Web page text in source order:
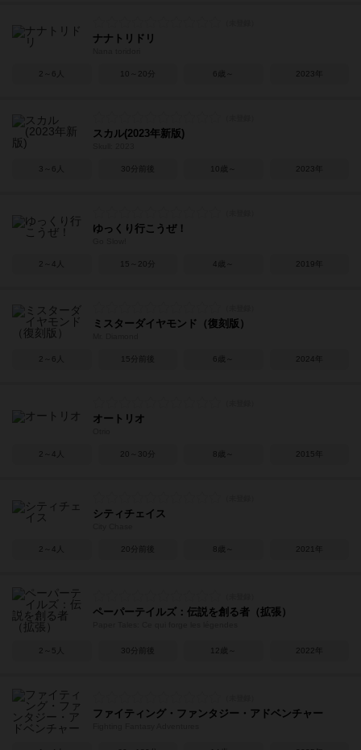
ナナトリドリ
2～6人 10～20分 6歳～ 2023年
スカル(2023年新版)
3～6人 30分前後 10歳～ 2023年
ゆっくり行こうぜ！
2～4人 15～20分 4歳～ 2019年
ミスターダイヤモンド（復刻版）
2～6人 15分前後 6歳～ 2024年
オートリオ
2～4人 20～30分 8歳～ 2015年
シティチェイス
2～4人 20分前後 8歳～ 2021年
ペーパーテイルズ：伝説を創る者（拡張）
2～5人 30分前後 12歳～ 2022年
ファイティング・ファンタジー・アドベンチャー